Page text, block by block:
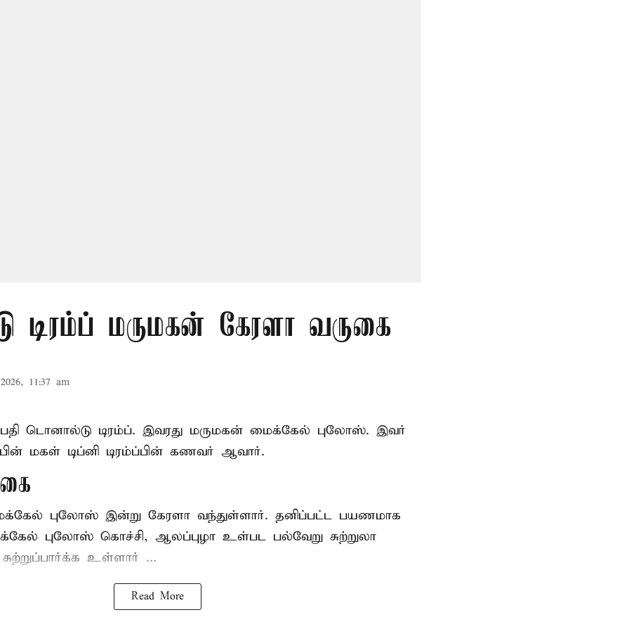
டிரம்ப் மருமகன் கேரளா வருகை
11:37 am
டொனால்டு டிரம்ப். இவரது மருமகன் மைக்கேல் புலோஸ். இவர்
மகள் டிப்னி டிரம்ப்பின் கணவர் ஆவார்.
புலோஸ் இன்று கேரளா வந்துள்ளார். தனிப்பட்ட பயணமாக
புலோஸ் கொச்சி, ஆலப்புழா உள்பட பல்வேறு சுற்றுலா
உள்ளார் ...
Read More